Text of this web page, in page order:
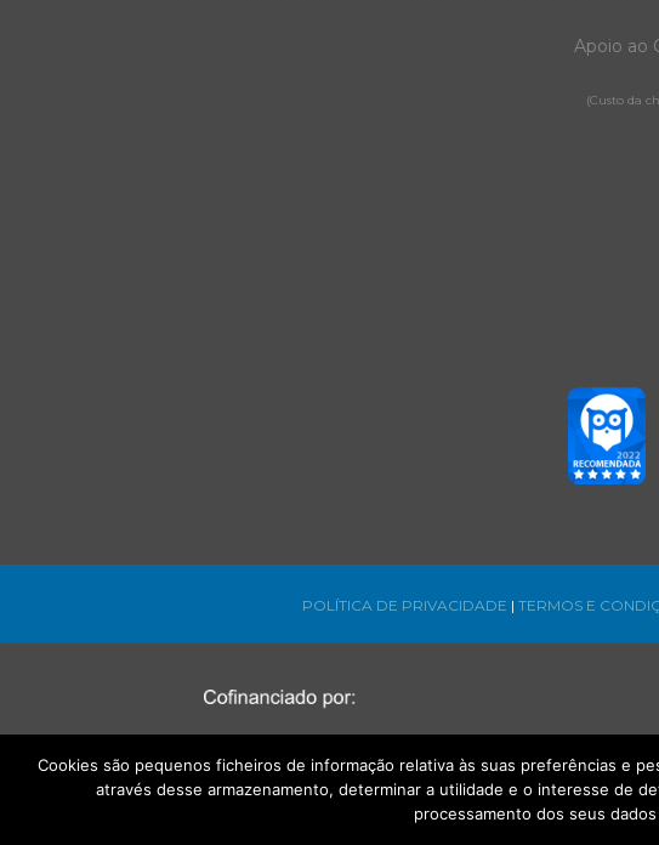
Apoio ao
(Custo da
POLÍTICA DE PRIVACIDADE | TERMOS E
Cookies são pequenos ficheiros de informação relativa às suas preferências e
através desse armazenamento, determinar a utilidade e o interesse de
processamento dos seus